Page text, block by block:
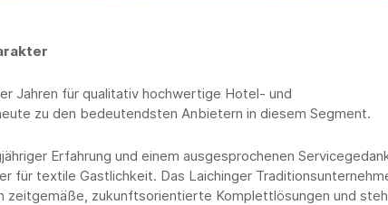
Jahren für qualitativ hochwertige Hotel- und
zu den bedeutendsten Anbietern in diesem Segment.
Erfahrung und einem ausgesprochenen
für textile Gastlichkeit. Das Laichinger
zeitgemäße, zukunftsorientierte Komplettlösungen und